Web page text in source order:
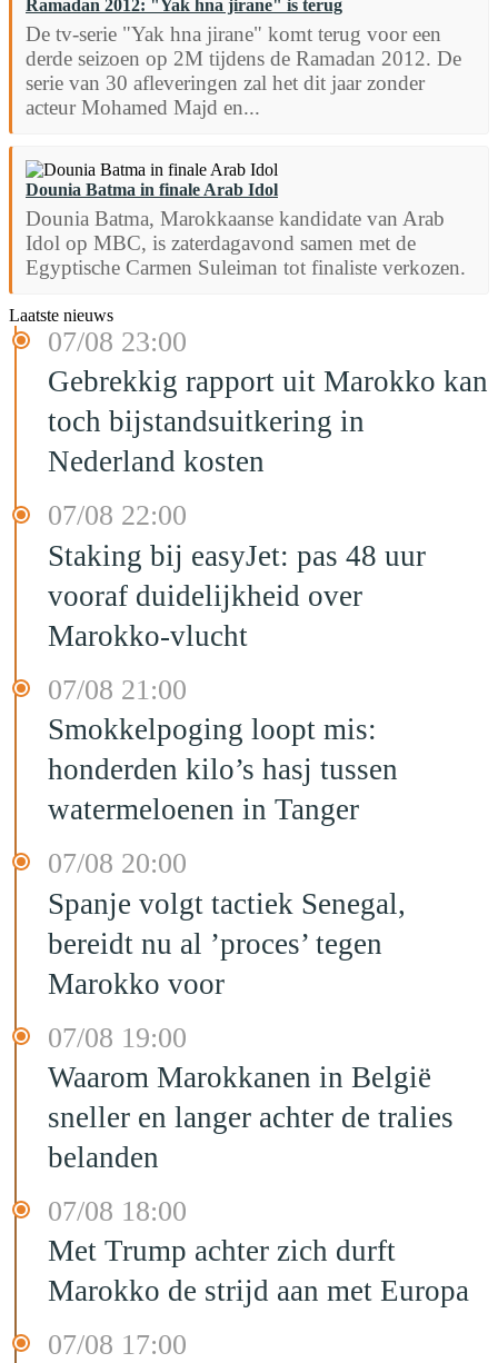
Ramadan 2012: "Yak hna jirane" is terug
De tv-serie "Yak hna jirane" komt terug voor een
derde seizoen op 2M tijdens de Ramadan 2012. De
serie van 30 afleveringen zal het dit jaar zonder
acteur Mohamed Majd en...
Dounia Batma in finale Arab Idol
Dounia Batma, Marokkaanse kandidate van Arab
Idol op MBC, is zaterdagavond samen met de
Egyptische Carmen Suleiman tot finaliste verkozen.
Laatste nieuws
07/08 23:00
Gebrekkig rapport uit Marokko kan
toch bijstandsuitkering in
Nederland kosten
07/08 22:00
Staking bij easyJet: pas 48 uur
vooraf duidelijkheid over
Marokko-vlucht
07/08 21:00
Smokkelpoging loopt mis:
honderden kilo’s hasj tussen
watermeloenen in Tanger
07/08 20:00
Spanje volgt tactiek Senegal,
bereidt nu al ’proces’ tegen
Marokko voor
07/08 19:00
Waarom Marokkanen in België
sneller en langer achter de tralies
belanden
07/08 18:00
Met Trump achter zich durft
Marokko de strijd aan met Europa
07/08 17:00